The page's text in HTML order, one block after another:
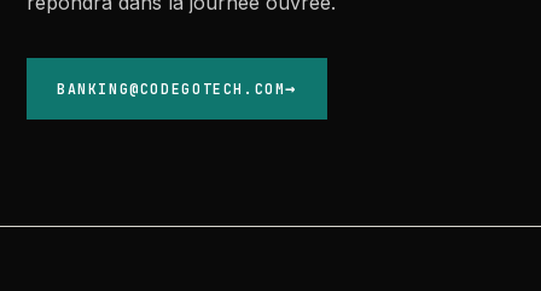
BANKING@CODEGOTECH.COM